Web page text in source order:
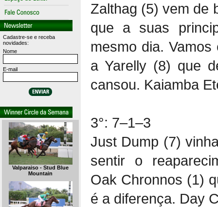
Cadastre-se e receba
novidades:
Nome
E-mail
Valparaiso - Stud Blue
Mountain
Zalthag (5) vem de
que a suas
mesmo dia.
a Yarelly (8) que
cansou. Kaiamba
3°: 7–1–3
Just Dump (7)
sentir o
Oak Chronnos (1)
é a diferença. Day